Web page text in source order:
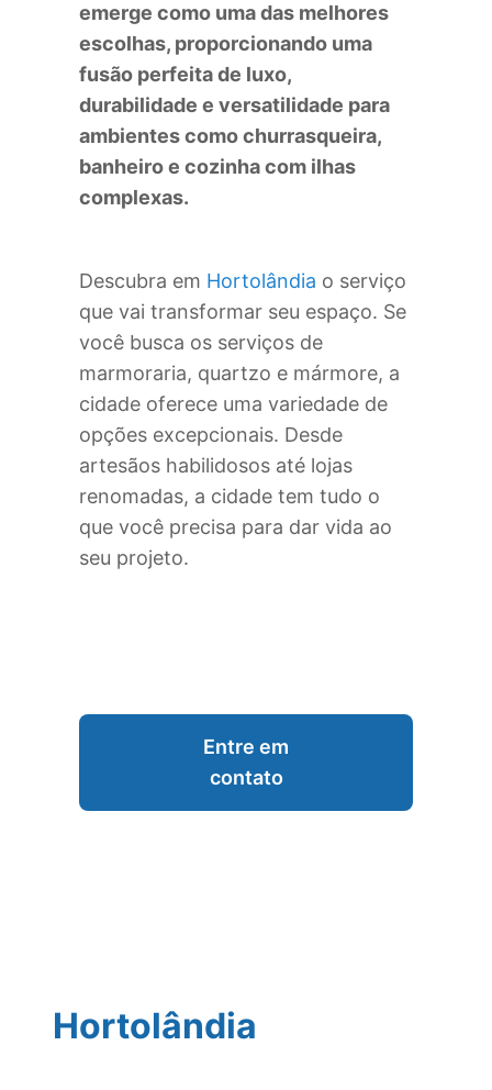
emerge como uma das melhores
escolhas, proporcionando uma
fusão perfeita de luxo,
durabilidade e versatilidade para
ambientes como churrasqueira,
banheiro e cozinha com ilhas
complexas.
Descubra em Hortolândia o serviço
que vai transformar seu espaço. Se
você busca os serviços de
marmoraria, quartzo e mármore, a
cidade oferece uma variedade de
opções excepcionais. Desde
artesãos habilidosos até lojas
renomadas, a cidade tem tudo o
que você precisa para dar vida ao
seu projeto.
Entre em
contato
Hortolândia